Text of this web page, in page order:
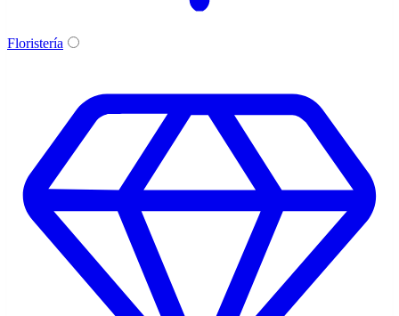
Floristería